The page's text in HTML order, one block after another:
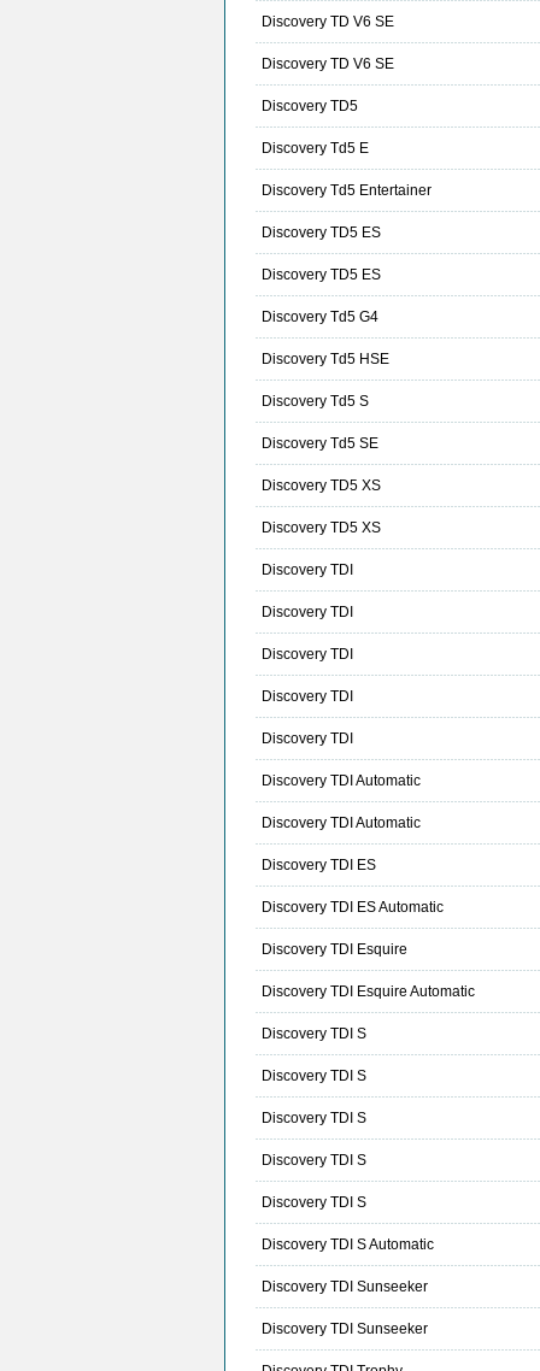
Discovery TD V6 SE
Discovery TD V6 SE
Discovery TD5
Discovery Td5 E
Discovery Td5 Entertainer
Discovery TD5 ES
Discovery TD5 ES
Discovery Td5 G4
Discovery Td5 HSE
Discovery Td5 S
Discovery Td5 SE
Discovery TD5 XS
Discovery TD5 XS
Discovery TDI
Discovery TDI
Discovery TDI
Discovery TDI
Discovery TDI
Discovery TDI Automatic
Discovery TDI Automatic
Discovery TDI ES
Discovery TDI ES Automatic
Discovery TDI Esquire
Discovery TDI Esquire Automatic
Discovery TDI S
Discovery TDI S
Discovery TDI S
Discovery TDI S
Discovery TDI S
Discovery TDI S Automatic
Discovery TDI Sunseeker
Discovery TDI Sunseeker